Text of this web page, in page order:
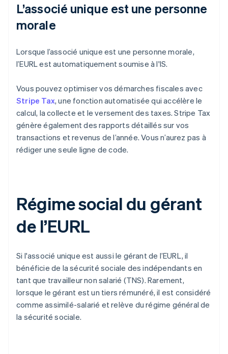
L’associé unique est une personne
morale
Lorsque l’associé unique est une personne morale,
l’EURL est automatiquement soumise à l'IS.
Vous pouvez optimiser vos démarches fiscales avec
Stripe Tax, une fonction automatisée qui accélère le
calcul, la collecte et le versement des taxes. Stripe Tax
génère également des rapports détaillés sur vos
transactions et revenus de l’année. Vous n’aurez pas à
rédiger une seule ligne de code.
Régime social du gérant
de l’EURL
Si l'associé unique est aussi le gérant de l’EURL, il
bénéficie de la sécurité sociale des indépendants en
tant que travailleur non salarié (TNS). Rarement,
lorsque le gérant est un tiers rémunéré, il est considéré
comme assimilé-salarié et relève du régime général de
la sécurité sociale.